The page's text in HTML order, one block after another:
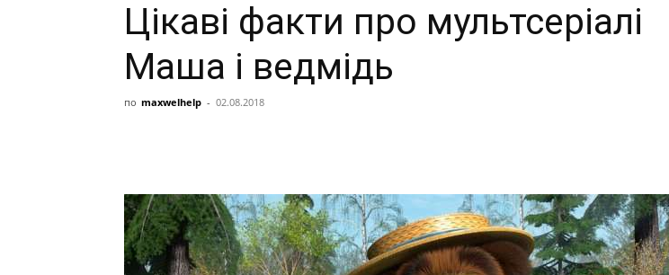
Цікаві факти про мультсеріалі
Маша і ведмідь
по maxwelhelp - 02.08.2018